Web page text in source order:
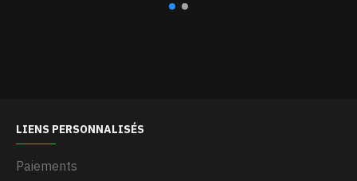
LIENS PERSONNALISÉS
Paiements